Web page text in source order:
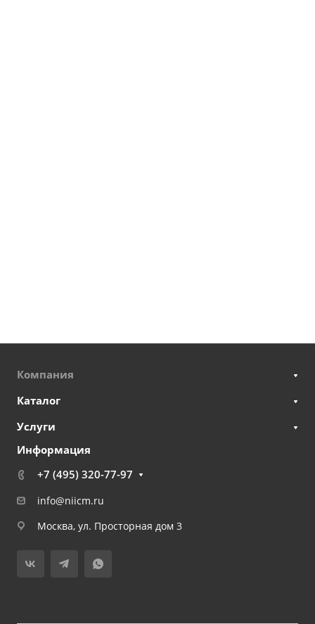
Компания
Каталог
Услуги
Информация
+7 (495) 320-77-97
info@niicm.ru
Москва, ул. Просторная дом 3